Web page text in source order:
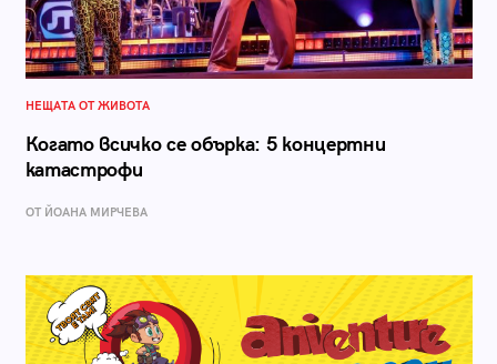
НЕЩАТА ОТ ЖИВОТА
Когато всичко се обърка: 5 концертни
катастрофи
ОТ ЙОАНА МИРЧЕВА